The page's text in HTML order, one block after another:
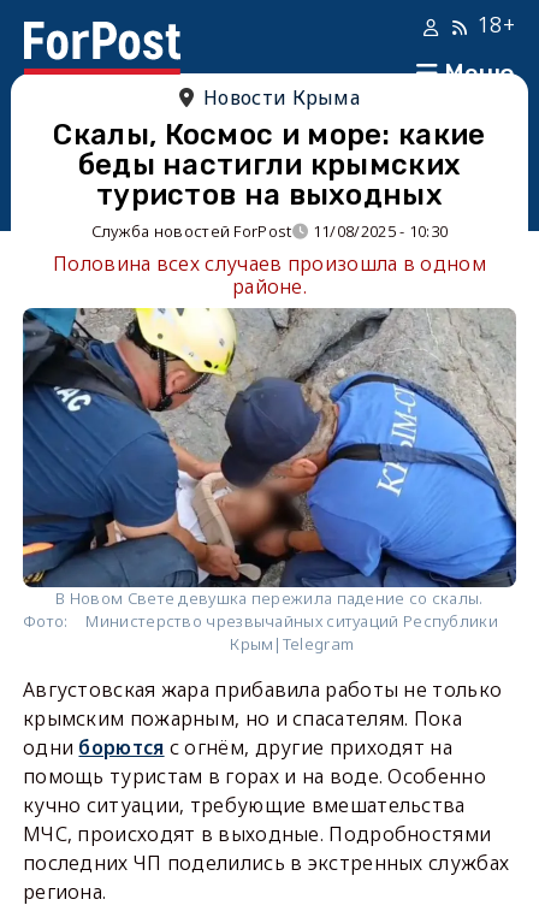
Меню
18+
Новости Крыма
Скалы, Космос и море: какие
беды настигли крымских
туристов на выходных
Служба новостей ForPost 11/08/2025 - 10:30
Половина всех случаев произошла в одном
районе.
В Новом Свете девушка пережила падение со скалы.
Фото:
Министерство чрезвычайных ситуаций Республики
Крым|Telegram
Августовская жара прибавила работы не только
крымским пожарным, но и спасателям. Пока
одни борются с огнём, другие приходят на
помощь туристам в горах и на воде. Особенно
кучно ситуации, требующие вмешательства
МЧС, происходят в выходные. Подробностями
последних ЧП поделились в экстренных службах
региона.